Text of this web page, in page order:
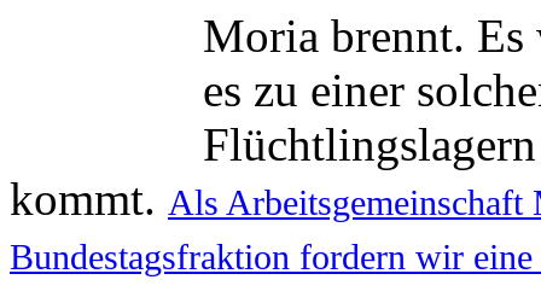
Moria brennt. Es
es zu einer
kommt. Als
Bundestagsfraktion fordern wir